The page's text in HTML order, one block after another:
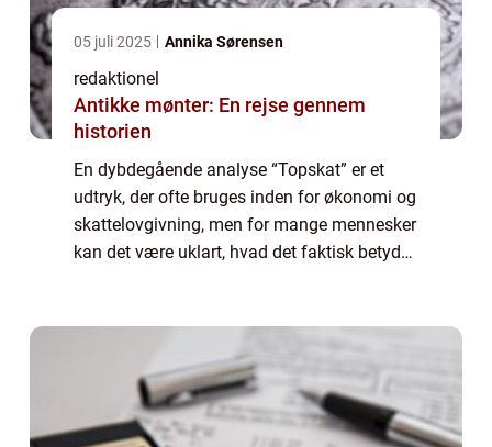
05 juli 2025 Annika Sørensen
redaktionel
Antikke mønter: En rejse gennem
historien
En dybdegående analyse “Topskat” er et
udtryk, der ofte bruges inden for økonomi og
skattelovgivning, men for mange mennesker
kan det være uklart, hvad det faktisk betyder,